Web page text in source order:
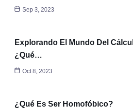
Sep 3, 2023
Explorando El Mundo Del
¿Qué…
Oct 8, 2023
¿Qué Es Ser Homofóbico?